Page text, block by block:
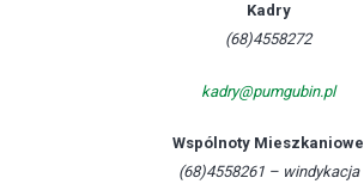
Kadry
(68)4558272
kadry@pumgubin.pl
Wspólnoty Mieszkaniowe
(68)4558261 – windykacja